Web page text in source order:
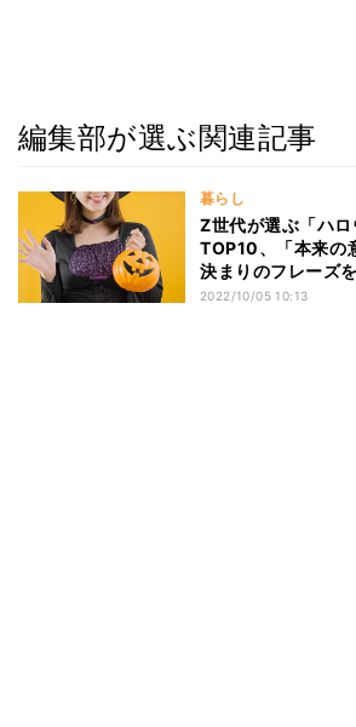
編集部が選ぶ関連記事
暮らし
Z世代が選ぶ「ハロ
TOP10、「本来の
決まりのフレーズ
都会には行きたく
2022/10/05 10:13